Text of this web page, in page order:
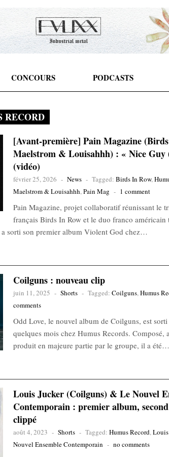
CONCOURS PODCASTS
RECORD
[Avant-première] Pain Magazine
Maelstrom & Louisahhh) : « Nice Guy
(vidéo)
février 25, 2026 - News - Tagged: Birds In Row,
Maelstrom & Louisahhh,Pain Mag - 1 comment
Pain Magazine, projet collaboratif réunissant le
français Birds In Row et le duo franco américain
sorti son premier album Violent God chez…
Coilguns : nouveau clip
juin 11, 2025 - Shorts - Tagged: Coilguns,Humus
comments
Odd Love, le nouvel album de Coilguns, est
quelques mois chez Humus Records. Composé,
produit en majeure partie par le groupe, il a été…
Louis Jucker (Coilguns) & Le Nouvel
Contemporain : premier album,
clippé
août 4, 2023 - Shorts - Tagged: Humus Record,
Nouvel Ensemble Contemporain - no comments
12,90€